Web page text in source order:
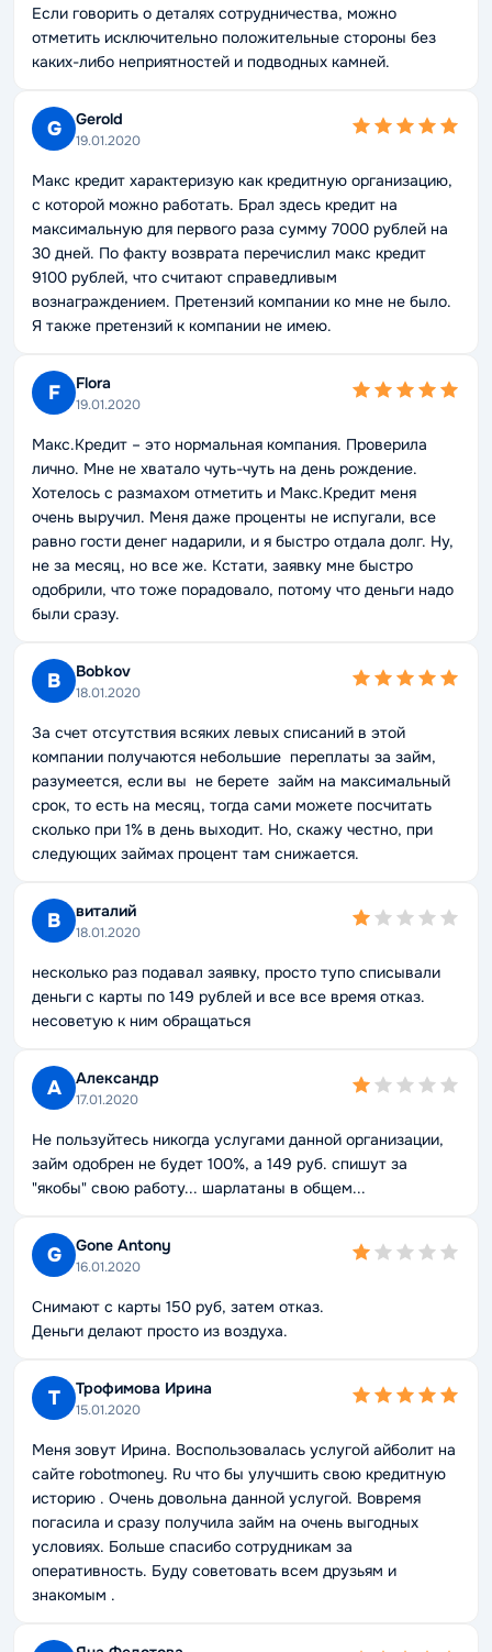
Если говорить о деталях сотрудничества, можно
отметить исключительно положительные стороны без
каких-либо неприятностей и подводных камней.
G Gerold
19.01.2020
Макс кредит характеризую как кредитную организацию,
с которой можно работать. Брал здесь кредит на
максимальную для первого раза сумму 7000 рублей на
30 дней. По факту возврата перечислил макс кредит
9100 рублей, что считают справедливым
вознаграждением. Претензий компании ко мне не было.
Я также претензий к компании не имею.
F Flora
19.01.2020
Макс.Кредит – это нормальная компания. Проверила
лично. Мне не хватало чуть-чуть на день рождение.
Хотелось с размахом отметить и Макс.Кредит меня
очень выручил. Меня даже проценты не испугали, все
равно гости денег надарили, и я быстро отдала долг. Ну,
не за месяц, но все же. Кстати, заявку мне быстро
одобрили, что тоже порадовало, потому что деньги надо
были сразу.
B Bobkov
18.01.2020
За счет отсутствия всяких левых списаний в этой
компании получаются небольшие переплаты за займ,
разумеется, если вы не берете займ на максимальный
срок, то есть на месяц, тогда сами можете посчитать
сколько при 1% в день выходит. Но, скажу честно, при
следующих займах процент там снижается.
В виталий
18.01.2020
несколько раз подавал заявку, просто тупо списывали
деньги с карты по 149 рублей и все все время отказ.
несоветую к ним обращаться
А Александр
17.01.2020
Не пользуйтесь никогда услугами данной организации,
займ одобрен не будет 100%, а 149 руб. спишут за
"якобы" свою работу... шарлатаны в общем...
G Gone Antony
16.01.2020
Снимают с карты 150 руб, затем отказ.
Деньги делают просто из воздуха.
Т Трофимова Ирина
15.01.2020
Меня зовут Ирина. Воспользовалась услугой айболит на
сайте robotmoney. Ru что бы улучшить свою кредитную
историю . Очень довольна данной услугой. Вовремя
погасила и сразу получила займ на очень выгодных
условиях. Больше спасибо сотрудникам за
оперативность. Буду советовать всем друзьям и
знакомым .